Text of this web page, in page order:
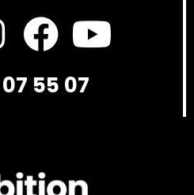
55 07